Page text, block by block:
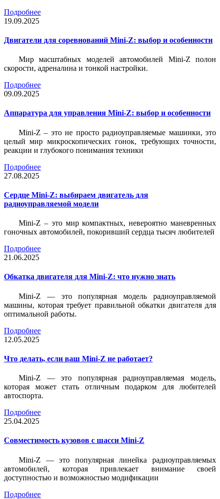
Подробнее
19.09.2025
Двигатели для соревнований Mini-Z: выбор и особенности
Мир масштабных моделей автомобилей Mini-Z полон
скорости, адреналина и тонкой настройки.
Подробнее
09.09.2025
Аппаратура для управления Mini-Z: выбор и особенности
Mini-Z – это не просто радиоуправляемые машинки, это
целый мир микроскопических гонок, требующих точности,
реакции и глубокого понимания техники
Подробнее
27.08.2025
Сердце Mini-Z: выбираем двигатель для
радиоуправляемой модели
Mini-Z – это мир компактных, невероятно маневренных
гоночных автомобилей, покоривший сердца тысяч любителей
Подробнее
21.06.2025
Обкатка двигателя для Mini-Z: что нужно знать
Mini-Z — это популярная модель радиоуправляемой
машины, которая требует правильной обкатки двигателя для
оптимальной работы.
Подробнее
12.05.2025
Что делать, если ваш Mini-Z не работает?
Mini-Z — это популярная радиоуправляемая модель,
которая может стать отличным подарком для любителей
автоспорта.
Подробнее
25.04.2025
Совместимость кузовов с шасси Mini-Z
Mini-Z — это популярная линейка радиоуправляемых
автомобилей, которая привлекает внимание своей
доступностью и возможностью модификации
Подробнее